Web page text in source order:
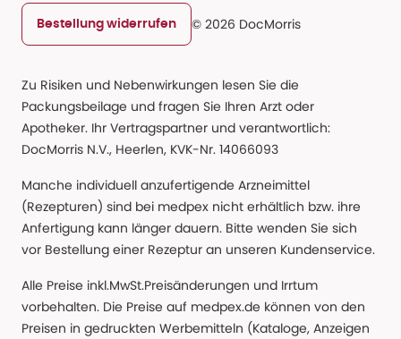
Bestellung widerrufen © 2026 DocMorris
Zu Risiken und Nebenwirkungen lesen Sie die
Packungsbeilage und fragen Sie Ihren Arzt oder
Apotheker. Ihr Vertragspartner und verantwortlich:
DocMorris N.V., Heerlen, KVK-Nr. 14066093
Manche individuell anzufertigende Arzneimittel
(Rezepturen) sind bei medpex nicht erhältlich bzw. ihre
Anfertigung kann länger dauern. Bitte wenden Sie sich
vor Bestellung einer Rezeptur an unseren Kundenservice.
Alle Preise inkl.MwSt.Preisänderungen und Irrtum
vorbehalten. Die Preise auf medpex.de können von den
Preisen in gedruckten Werbemitteln (Kataloge, Anzeigen